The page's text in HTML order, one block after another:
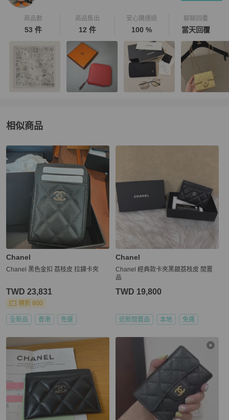
商品數
53 件
商品售出
12 件
安心購通過
100 %
聊聊回覆
當天回覆
相似商品
更多相似Chanel女士錢包 / 小皮件推薦精品
Chanel
Chanel 黑色金扣 荔枝皮 拉鍊卡夾
TWD 23,831
現折 800
全新品 香港 免運
Chanel
Chanel 經典款卡夾黑銀荔枝皮 閒置
品
TWD 19,800
近新閒置品 本地 免運